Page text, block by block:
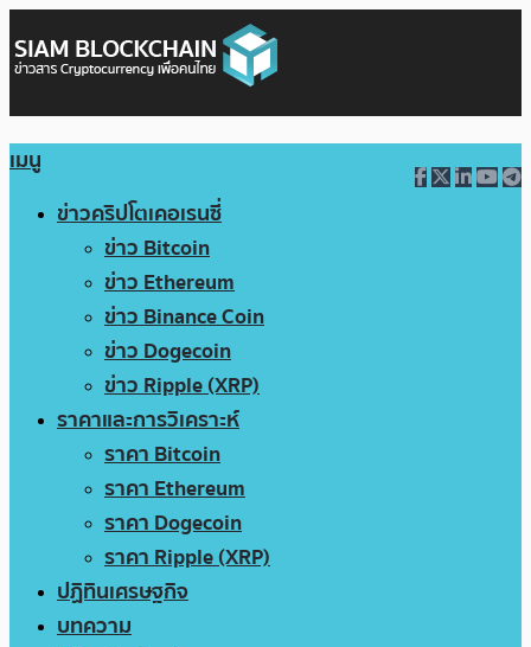
เมนู
ข่าวคริปโตเคอเรนซี่
ข่าว Bitcoin
ข่าว Ethereum
ข่าว Binance Coin
ข่าว Dogecoin
ข่าว Ripple (XRP)
ราคาและการวิเคราะห์
ราคา Bitcoin
ราคา Ethereum
ราคา Dogecoin
ราคา Ripple (XRP)
ปฏิทินเศรษฐกิจ
บทความ